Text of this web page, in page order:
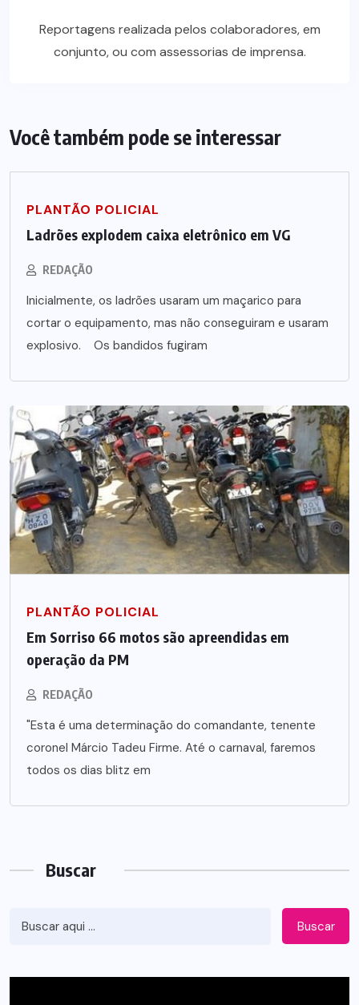
Reportagens realizada pelos colaboradores, em
conjunto, ou com assessorias de imprensa.
Você também pode se interessar
PLANTÃO POLICIAL
Ladrões explodem caixa eletrônico em VG
REDAÇÃO
Inicialmente, os ladrões usaram um maçarico para
cortar o equipamento, mas não conseguiram e usaram
explosivo. Os bandidos fugiram
PLANTÃO POLICIAL
Em Sorriso 66 motos são apreendidas em
operação da PM
REDAÇÃO
"Esta é uma determinação do comandante, tenente
coronel Márcio Tadeu Firme. Até o carnaval, faremos
todos os dias blitz em
Buscar
Buscar